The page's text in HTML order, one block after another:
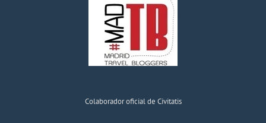
Colaborador oficial de Civitatis